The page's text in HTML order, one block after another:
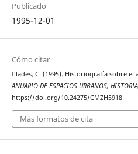
Publicado
1995-12-01
Cómo citar
Illades, C. (1995). Historiografía sobre el
ANUARIO DE ESPACIOS URBANOS,
https://doi.org/10.24275/CMZH5918
Más formatos de cita